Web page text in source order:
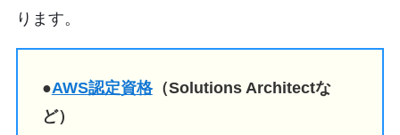
ります。
●AWS認定資格（Solutions Architectな
ど）